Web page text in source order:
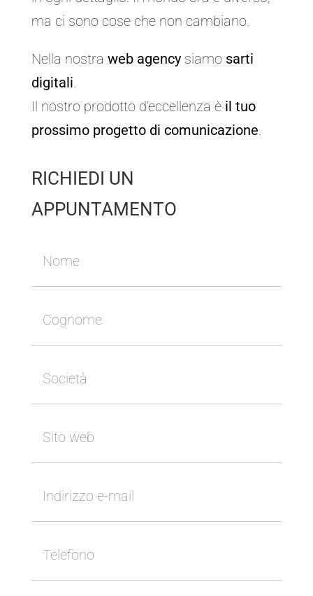
ma ci sono cose che non cambiano.
Nella nostra web agencysiamo sarti
digitali
Il nostro prodotto d’eccellenza è il tuo
prossimo progetto di comunicazione
RICHIEDI UN
APPUNTAMENTO